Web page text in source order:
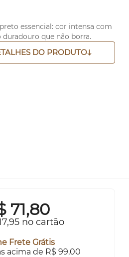
essencial: cor intensa com
que não borra.
DO PRODUTO
71,80
no cartão
Frete Grátis
acima de R$ 99,00